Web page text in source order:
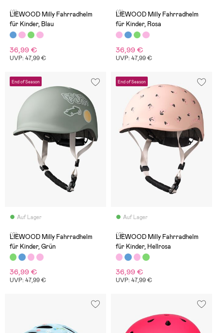
(0)
LIEWOOD Milly Fahrradhelm
für Kinder, Blau
36,99 €
UVP: 47,99 €
(0)
LIEWOOD Milly Fahrradhelm
für Kinder, Rosa
36,99 €
UVP: 47,99 €
End of Season
Auf Lager
(0)
LIEWOOD Milly Fahrradhelm
für Kinder, Grün
36,99 €
UVP: 47,99 €
End of Season
Auf Lager
(0)
LIEWOOD Milly Fahrradhelm
für Kinder, Hellrosa
36,99 €
UVP: 47,99 €